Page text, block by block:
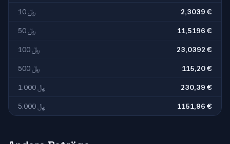
10 ﷼ 2,3039 €
50 ﷼ 11,5196 €
100 ﷼ 23,0392 €
500 ﷼ 115,20 €
1.000 ﷼ 230,39 €
5.000 ﷼ 1151,96 €